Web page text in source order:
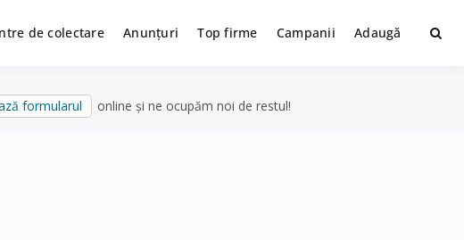
de colectare Anunțuri Top firme Campanii Adaugă
formularul online și ne ocupăm noi de restul!